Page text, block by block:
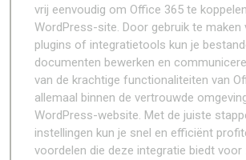
vrij eenvoudig om Office 365 te
WordPress-site. Door gebruik te maken
plugins of integratietools kun je
documenten bewerken en
van de krachtige functionaliteiten van
allemaal binnen de vertrouwde
WordPress-website. Met de juiste
instellingen kun je snel en efficiënt
voordelen die deze integratie biedt voor